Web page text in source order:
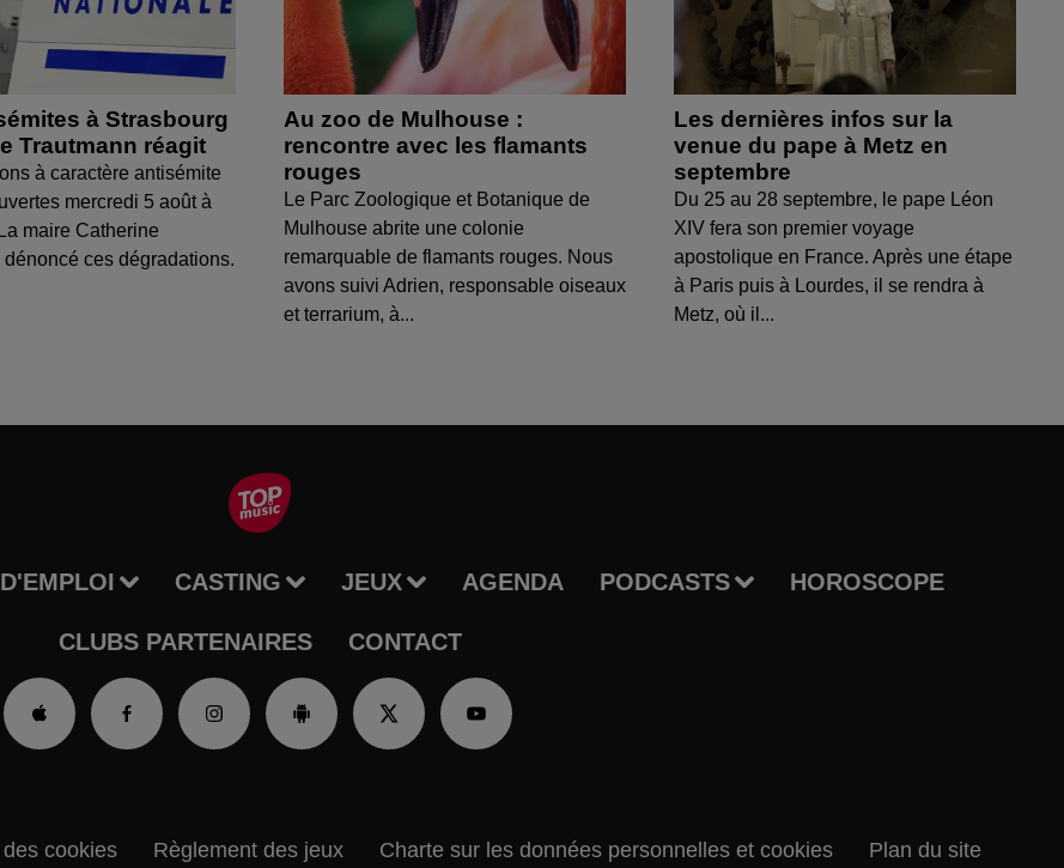
à Strasbourg
Trautmann réagit
à caractère antisémite
mercredi 5 août à
maire Catherine
dénoncé ces dégradations.
Au zoo de Mulhouse :
rencontre avec les flamants
rouges
Le Parc Zoologique et Botanique de
Mulhouse abrite une colonie
remarquable de flamants rouges. Nous
avons suivi Adrien, responsable oiseaux
et terrarium, à...
Les dernières infos sur la
venue du pape à Metz en
septembre
Du 25 au 28 septembre, le pape Léon
XIV fera son premier voyage
apostolique en France. Après une étape
à Paris puis à Lourdes, il se rendra à
Metz, où il...
CASTING JEUX AGENDA PODCASTS HOROSCOPE
CLUBS PARTENAIRES CONTACT
cookies Règlement des jeux Charte sur les données personnelles et cookies Plan du site